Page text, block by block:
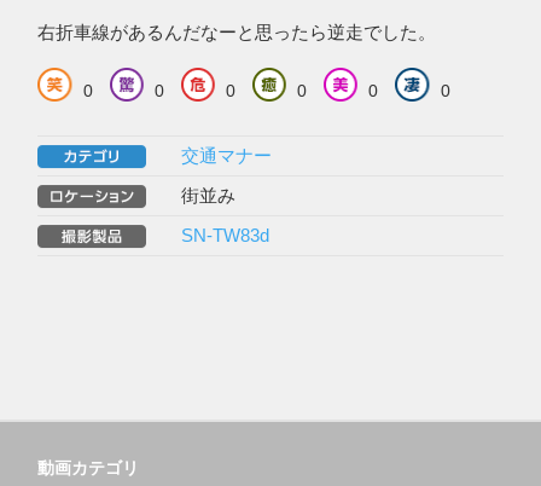
右折車線があるんだなーと思ったら逆走でした。
0 0 0 0 0 0
交通マナー
街並み
SN-TW83d
動画カテゴリ